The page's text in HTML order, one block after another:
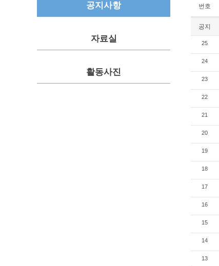
공지사항
자료실
활동사진
번호
공지
25
24
23
22
21
20
19
18
17
16
15
14
13